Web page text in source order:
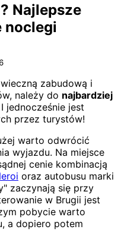
Najlepsze
noclegi
zabudową i
należy do najbardziej
I jednocześnie jest
przez turystów!
warto odwrócić
wyjazdu. Na miejsce
cenie kombinacją
oraz autobusu marki
zaczynają się przy
w Brugii jest
pobycie warto
a dopiero potem